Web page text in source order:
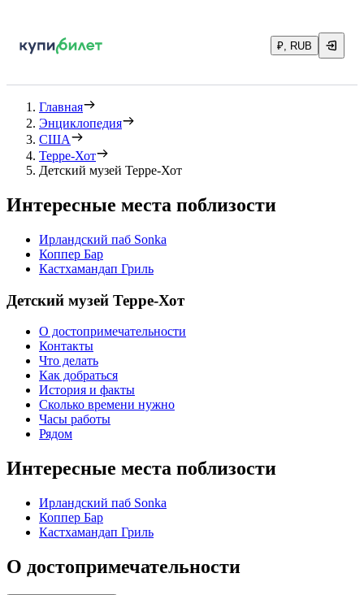
₽, RUB
Главная
Энциклопедия
США
Терре-Хот
Детский музей Терре-Хот
Интересные места поблизости
Ирландский паб Sonka
Коппер Бар
Кастхамандап Гриль
Детский музей Терре-Хот
О достопримечательности
Контакты
Что делать
Как добраться
История и факты
Сколько времени нужно
Часы работы
Рядом
Интересные места поблизости
Ирландский паб Sonka
Коппер Бар
Кастхамандап Гриль
О достопримечательности